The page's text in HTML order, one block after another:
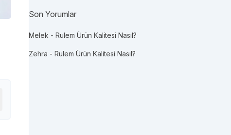
Son Yorumlar
Melek - Rulem Ürün Kalitesi Nasıl?
Zehra - Rulem Ürün Kalitesi Nasıl?